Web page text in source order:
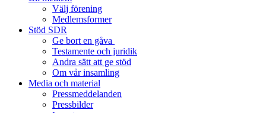
Välj förening
Medlemsformer
Stöd SDR
Ge bort en gåva
Testamente och juridik
Andra sätt att ge stöd
Om vår insamling
Media och material
Pressmeddelanden
Pressbilder